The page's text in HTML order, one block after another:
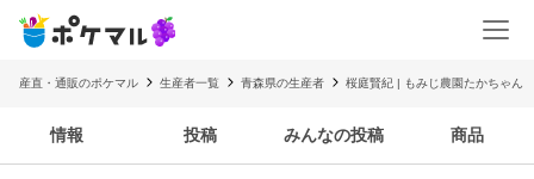
産直・通販のポケマル 生産者一覧 青森県の生産者 桜庭賢紀 | もみじ農園たかちゃん
情報 投稿 みんなの投稿 商品